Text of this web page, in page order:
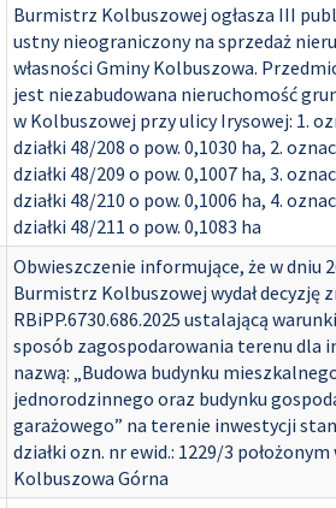
Burmistrz Kolbuszowej ogłasza III
ustny nieograniczony na sprzedaż
własności Gminy Kolbuszowa.
jest niezabudowana nieruchomość
w Kolbuszowej przy ulicy Irysowej: 1.
działki 48/208 o pow. 0,1030 ha, 2.
działki 48/209 o pow. 0,1007 ha, 3.
działki 48/210 o pow. 0,1006 ha, 4.
działki 48/211 o pow. 0,1083 ha
Obwieszczenie informujące, że w dniu
Burmistrz Kolbuszowej wydał decyzję
RBiPP.6730.686.2025 ustalającą
sposób zagospodarowania terenu dla
nazwą: „Budowa budynku
jednorodzinnego oraz budynku
garażowego” na terenie inwestycji
działki ozn. nr ewid.: 1229/3
Kolbuszowa Górna